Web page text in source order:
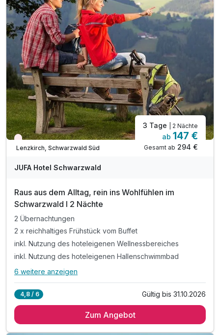
inkl. Parkplatz
inkl. WLAN
Nur noch Restplätze
Lenzkirch, Schwarzwald Süd
3 Tage | 2 Nächte
ab 147 €
Gesamt ab 294 €
JUFA Hotel Schwarzwald
Raus aus dem Alltag, rein ins Wohlfühlen im
Schwarzwald I 2 Nächte
2 Übernachtungen
2 x reichhaltiges Frühstück vom Buffet
inkl. Nutzung des hoteleigenen Wellnessbereiches
inkl. Nutzung des hoteleigenen Hallenschwimmbad
Alle Inklusivleistungen
2 x reichhaltiges Frühstück vom Buffet
6 weitere anzeigen
4,8 / 6 Gültig bis 31.10.2026
Zum Angebot